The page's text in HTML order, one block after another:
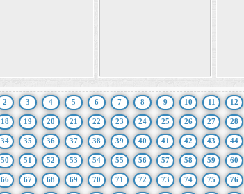
2 3 4 5 6 7 8 9 10 11 12
18 19 20 21 22 23 24 25 26 27 28
34 35 36 37 38 39 40 41 42 43 44
50 51 52 53 54 55 56 57 58 59 60
66 67 68 69 70 71 72 73 74 75 76